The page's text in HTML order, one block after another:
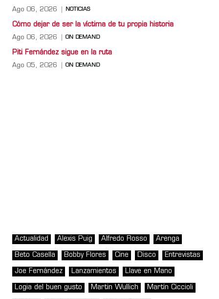
Ago 06, 2026 NOTICIAS
Cómo dejar de ser la víctima de tu propia historia
Ago 06, 2026 ON DEMAND
Piti Fernández sigue en la ruta
Ago 05, 2026 ON DEMAND
Actualidad Alexis Puig Alfredo Rosso Arenga
Beto Casella Bobby Flores Cine Disco Entrevistas
Joe Fernández Lanzamientos Llave en Mano
Logia del buen gusto Martin Wullich Martín Ciccioli